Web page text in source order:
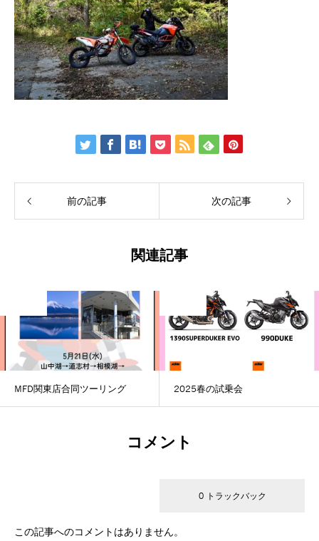
前の記事 次の記事
関連記事
MFD関東店合同ツーリング 2025春の試乗会
コメント
0 トラックバック
この記事へのコメントはありません。